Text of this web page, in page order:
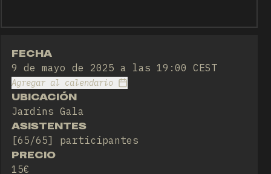
FECHA
9 de mayo de 2025 a las 19:00 CEST
Agregar al calendario
UBICACIÓN
Jardins Gala
ASISTENTES
[65/65] participantes
PRECIO
15€